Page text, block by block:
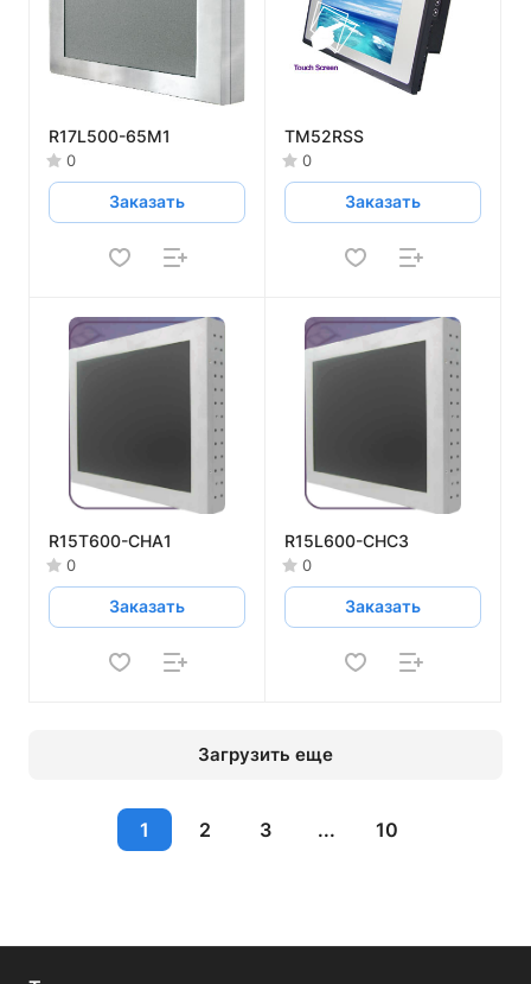
R17L500-65M1
0
Заказать
TM52RSS
0
Заказать
R15T600-CHA1
0
Заказать
R15L600-CHC3
0
Заказать
Загрузить еще
1 2 3 ... 10